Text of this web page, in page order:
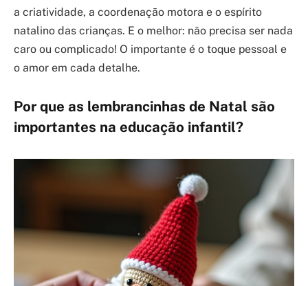
a criatividade, a coordenação motora e o espírito
natalino das crianças. E o melhor: não precisa ser nada
caro ou complicado! O importante é o toque pessoal e
o amor em cada detalhe.
Por que as lembrancinhas de Natal são
importantes na educação infantil?